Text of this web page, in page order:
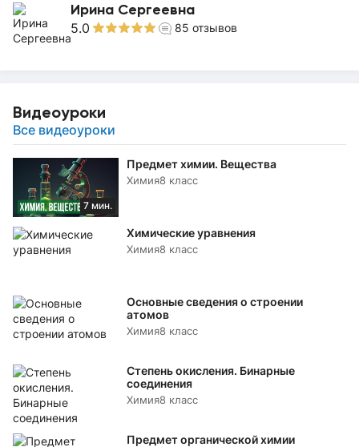
Ирина Сергеевна
5.0 85 отзывов
Видеоуроки
Все видеоуроки
7 мин.
Предмет химии. Вещества
Химия8 класс
Химические уравнения
Химия8 класс
Основные сведения о строении
атомов
Химия8 класс
Степень окисления. Бинарные
соединения
Химия8 класс
Предмет органической химии